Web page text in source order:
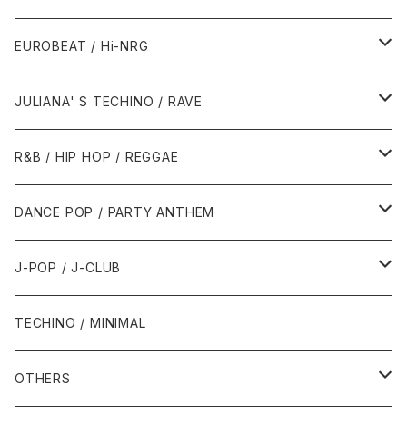
1987年・以前
1988年
1990年代
1990年
1991年
1995年
1996年
2000年代
2000年
2001年
2005年
2010年代
2010年
2011年
1990年代
1994年・以前
1995年
1999年
2000年代
2000年
2001年
2005年
EUROBEAT / Hi-NRG
1980年代
1986年・以前
1987年
1990年代
1990年
1991年
2000年代
JULIANA' S TECHINO / RAVE
1990年代
1990年
1991年
2000年代
2000年
2001年
R&B / HIP HOP / REGGAE
1980年代
1985年・以前
1986年
1990年代
1990年
1991年
2000年代
2000年
DANCE POP / PARTY ANTHEM
1980年代
1988年・以前
1989年
1990年代
1990年
2000年代
J-POP / J-CLUB
1980年代
1990年代
TECHINO / MINIMAL
OTHERS